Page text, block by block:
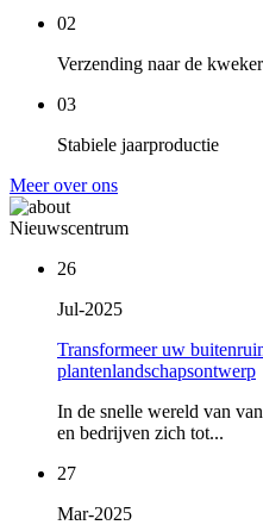
02
Verzending naar de
03
Stabiele jaarproductie
Meer over ons
Nieuwscentrum
26
Jul-2025
Transformeer uw
plantenlandschapsontwerp
In de snelle wereld van
en bedrijven zich tot...
27
Mar-2025